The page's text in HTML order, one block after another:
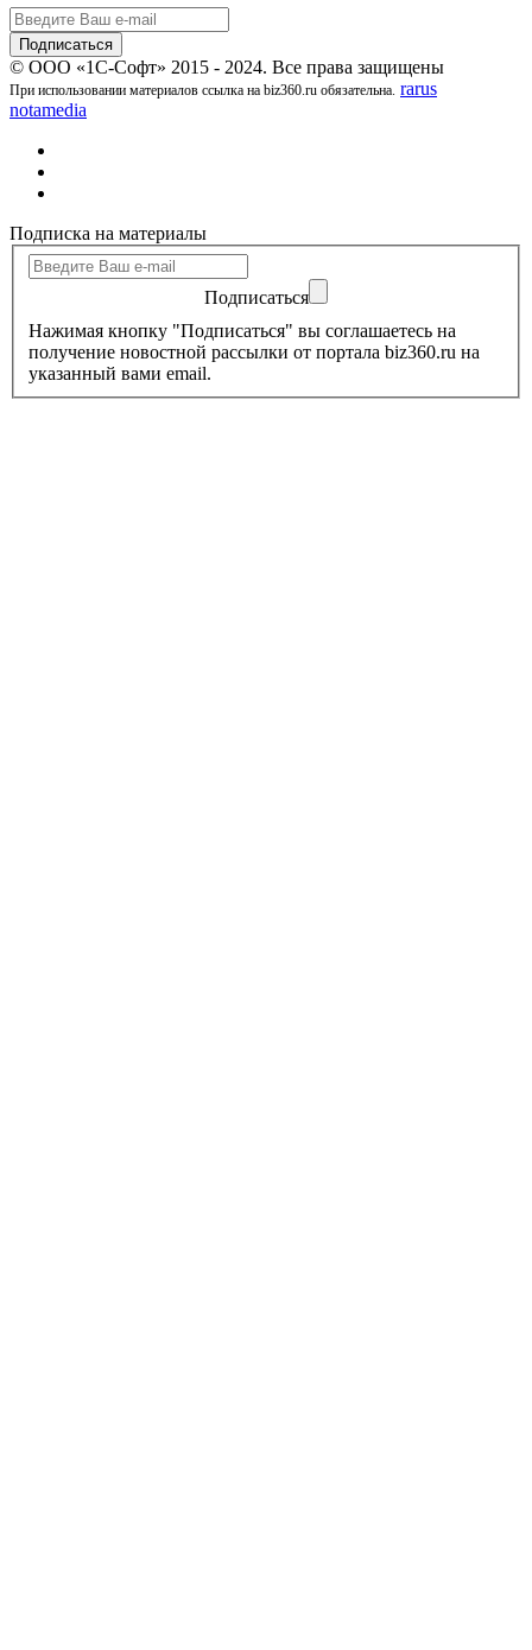
© ООО «1С-Софт» 2015 - 2024. Все права защищены
При использовании материалов ссылка на biz360.ru обязательна. rarus
notamedia
Подписка на материалы
Подписаться
Нажимая кнопку "Подписаться" вы соглашаетесь на
получение новостной рассылки от портала biz360.ru на
указанный вами email.